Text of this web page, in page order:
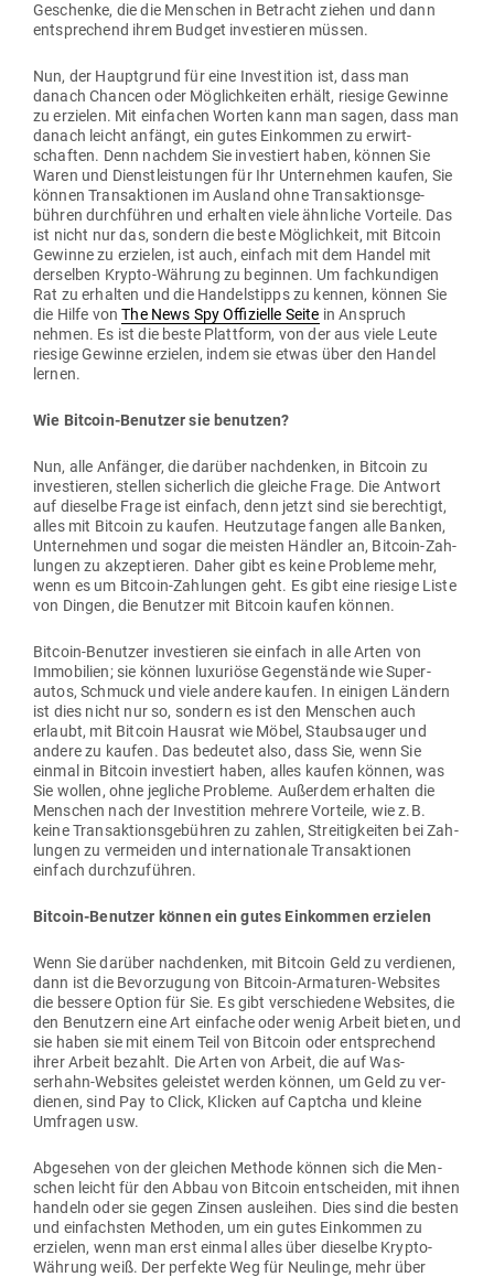
Geschenke, die die Men­schen in Betracht ziehen und dann
ent­spre­chend ihrem Budget inves­tieren müssen.
Nun, der Haupt­grund für eine Inves­tition ist, dass man
danach Chancen oder Mög­lich­keiten erhält, riesige Gewinne
zu erzielen. Mit ein­fachen Worten kann man sagen, dass man
danach leicht anfängt, ein gutes Ein­kommen zu erwirt­
schaften. Denn nachdem Sie inves­tiert haben, können Sie
Waren und Dienst­leis­tungen für Ihr Unter­nehmen kaufen, Sie
können Trans­ak­tionen im Ausland ohne Trans­ak­ti­ons­ge­
bühren durch­führen und erhalten viele ähn­liche Vor­teile. Das
ist nicht nur das, sondern die beste Mög­lichkeit, mit Bitcoin
Gewinne zu erzielen, ist auch, einfach mit dem Handel mit
der­selben Krypto-Währung zu beginnen. Um fach­kun­digen
Rat zu erhalten und die Han­del­stipps zu kennen, können Sie
die Hilfe vonThe News Spy Offi­zielle Seite in Anspruch
nehmen. Es ist die beste Plattform, von der aus viele Leute
riesige Gewinne erzielen, indem sie etwas über den Handel
lernen.
Wie Bitcoin-Benutzer sie benutzen?
Nun, alle Anfänger, die darüber nach­denken, in Bitcoin zu
inves­tieren, stellen sicherlich die gleiche Frage. Die Antwort
auf die­selbe Frage ist einfach, denn jetzt sind sie berechtigt,
alles mit Bitcoin zu kaufen. Heut­zutage fangen alle Banken,
Unter­nehmen und sogar die meisten Händler an, Bitcoin-Zah­
lungen zu akzep­tieren. Daher gibt es keine Pro­bleme mehr,
wenn es um Bitcoin-Zah­lungen geht. Es gibt eine riesige Liste
von Dingen, die Benutzer mit Bitcoin kaufen können.
Bitcoin-Benutzer inves­tieren sie einfach in alle Arten von
Immo­bilien; sie können luxu­riöse Gegen­stände wie Super­
autos, Schmuck und viele andere kaufen. In einigen Ländern
ist dies nicht nur so, sondern es ist den Men­schen auch
erlaubt, mit Bitcoin Hausrat wie Möbel, Staub­sauger und
andere zu kaufen. Das bedeutet also, dass Sie, wenn Sie
einmal in Bitcoin inves­tiert haben, alles kaufen können, was
Sie wollen, ohne jeg­liche Pro­bleme. Außerdem erhalten die
Men­schen nach der Inves­tition mehrere Vor­teile, wie z.B.
keine Trans­ak­ti­ons­ge­bühren zu zahlen, Strei­tig­keiten bei Zah­
lungen zu ver­meiden und inter­na­tionale Trans­ak­tionen
einfach durchzuführen.
Bitcoin-Benutzer können ein gutes Ein­kommen erzielen
Wenn Sie darüber nach­denken, mit Bitcoin Geld zu ver­dienen,
dann ist die Bevor­zugung von Bitcoin-Arma­turen-Web­sites
die bessere Option für Sie. Es gibt ver­schiedene Web­sites, die
den Benutzern eine Art ein­fache oder wenig Arbeit bieten, und
sie haben sie mit einem Teil von Bitcoin oder ent­spre­chend
ihrer Arbeit bezahlt. Die Arten von Arbeit, die auf Was­
serhahn-Web­sites geleistet werden können, um Geld zu ver­
dienen, sind Pay to Click, Klicken auf Captcha und kleine
Umfragen usw.
Abge­sehen von der gleichen Methode können sich die Men­
schen leicht für den Abbau von Bitcoin ent­scheiden, mit ihnen
handeln oder sie gegen Zinsen aus­leihen. Dies sind die besten
und ein­fachsten Methoden, um ein gutes Ein­kommen zu
erzielen, wenn man erst einmal alles über die­selbe Krypto-
Währung weiß. Der per­fekte Weg für Neu­linge, mehr über